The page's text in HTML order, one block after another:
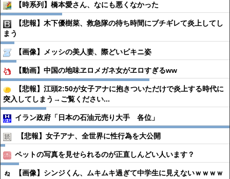
【時系列】橋本愛さん、なにも悪くなかった
【悲報】木下優樹菜、救急隊の待ち時間にブチギレて炎上してし
まう
【画像】メッシの美人妻、際どいビキニ姿
【動画】中国の地味ヱロメガネ女がヱロすぎるww
【悲報】江頭2:50が女子アナに抱きついただけで炎上する時代に
突入してしまう→ご覧ください...
イラン政府「日本の石油元売り大手 各位」
【悲報】女子アナ、全世界に性行為を大公開
ペットの写真を見せられるのが正直しんどい人います？
【画像】シンジくん、ムキムキ過ぎて中学生に見えないｗｗｗｗ